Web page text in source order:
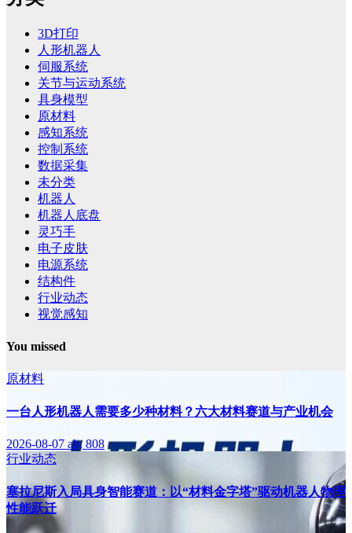
3D打印
人形机器人
伺服系统
关节与运动系统
具身模型
原材料
感知系统
控制系统
数据采集
未分类
机器人
机器人底盘
灵巧手
电子皮肤
电源系统
结构件
行业动态
视觉感知
You missed
原材料
一台人形机器人需要多少种材料？六大材料赛道与产业机会
2026-08-07 ab, 808
行业动态
塞拉尼斯入局具身智能赛道：以“材料金字塔”驱动机器人物理
性能跃迁